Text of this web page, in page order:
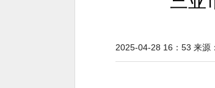
2025-04-28 16：53 来源：